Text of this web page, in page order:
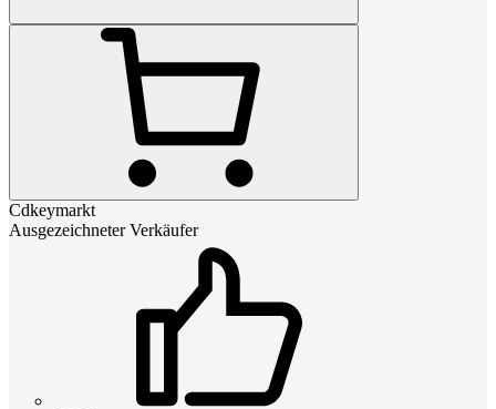
Cdkeymarkt
Ausgezeichneter Verkäufer